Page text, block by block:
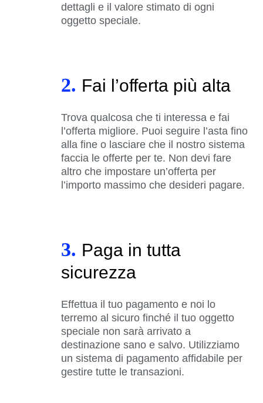
dettagli e il valore stimato di ogni
oggetto speciale.
2. Fai l’offerta più alta
Trova qualcosa che ti interessa e fai
l’offerta migliore. Puoi seguire l’asta fino
alla fine o lasciare che il nostro sistema
faccia le offerte per te. Non devi fare
altro che impostare un’offerta per
l’importo massimo che desideri pagare.
3. Paga in tutta
sicurezza
Effettua il tuo pagamento e noi lo
terremo al sicuro finché il tuo oggetto
speciale non sarà arrivato a
destinazione sano e salvo. Utilizziamo
un sistema di pagamento affidabile per
gestire tutte le transazioni.